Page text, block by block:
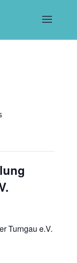
Turngau e.V.